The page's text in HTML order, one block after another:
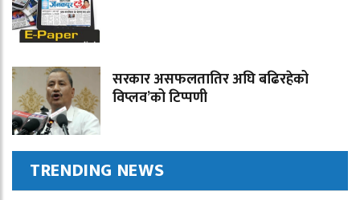
सरकार असफलतातिर अघि बढिरहेको
विप्लव’को टिप्पणी
TRENDING NEWS